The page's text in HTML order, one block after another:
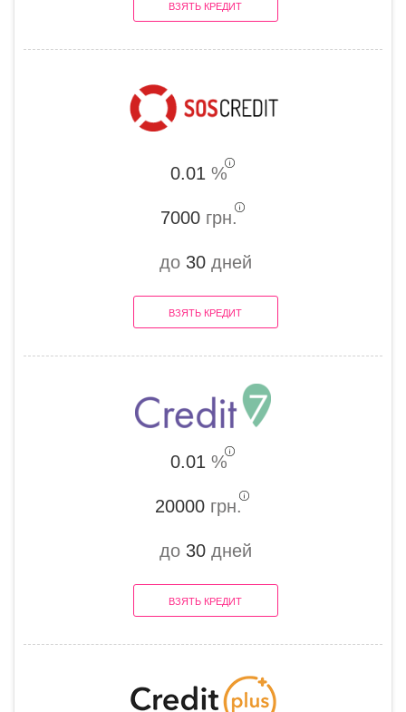
ВЗЯТЬ КРЕДИТ
0.01 %
7000грн.
до 30дней
ВЗЯТЬ КРЕДИТ
0.01 %
20000 грн.
до 30дней
ВЗЯТЬ КРЕДИТ